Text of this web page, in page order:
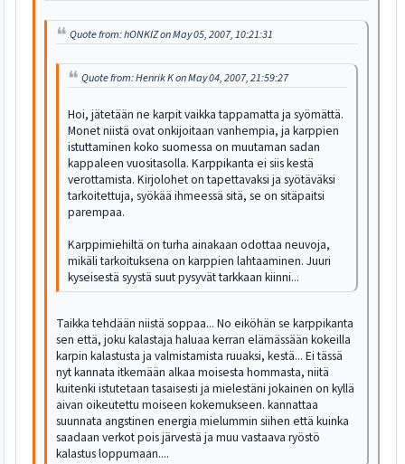
Quote from: hONKIZ on May 05, 2007, 10:21:31
Quote from: Henrik K on May 04, 2007, 21:59:27
Hoi, jätetään ne karpit vaikka tappamatta ja syömättä.
Monet niistä ovat onkijoitaan vanhempia, ja karppien
istuttaminen koko suomessa on muutaman sadan
kappaleen vuositasolla. Karppikanta ei siis kestä
verottamista. Kirjolohet on tapettavaksi ja syötäväksi
tarkoitettuja, syökää ihmeessä sitä, se on sitäpaitsi
parempaa.
Karppimiehiltä on turha ainakaan odottaa neuvoja,
mikäli tarkoituksena on karppien lahtaaminen. Juuri
kyseisestä syystä suut pysyvät tarkkaan kiinni...
Taikka tehdään niistä soppaa... No eiköhän se karppikanta
sen että, joku kalastaja haluaa kerran elämässään kokeilla
karpin kalastusta ja valmistamista ruuaksi, kestä... Ei tässä
nyt kannata itkemään alkaa moisesta hommasta, niitä
kuitenki istutetaan tasaisesti ja mielestäni jokainen on kyllä
aivan oikeutettu moiseen kokemukseen. kannattaa
suunnata angstinen energia mielummin siihen että kuinka
saadaan verkot pois järvestä ja muu vastaava ryöstö
kalastus loppumaan....